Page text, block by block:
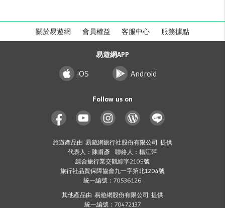
關於易遊網 會員權益 客服中心 服務據點
易遊網APP
iOS Android
Follow us on
旅遊產品由 易遊網旅行社股份有限公司 提供
代表人：陳甫彥 聯絡人：楊江萍
綜合旅行業交觀綜字2105號
旅行社品質保障協會九一字第北1204號
統一編號：70536126
其他產品由 易遊網股份有限公司 提供
統一編號：70472137